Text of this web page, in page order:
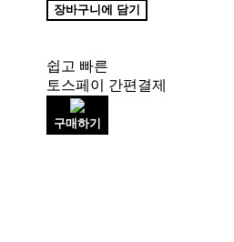
장바구니에 담기
쉽고 빠른
토스페이 간편결제
구매하기